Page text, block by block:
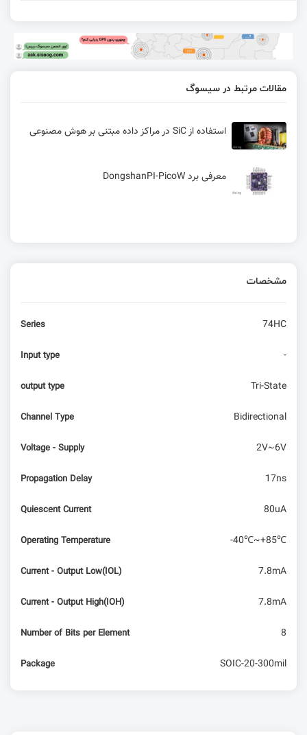
مقالات مرتبط در سیسوگ
استفاده از SiC در مراکز داده‌ مبتنی بر هوش مصنوعی
معرفی برد DongshanPI-PicoW
مشخصات
Series 74HC
Input type -
output type Tri-State
Channel Type Bidirectional
Voltage - Supply 2V~6V
Propagation Delay 17ns
Quiescent Current 80uA
Operating Temperature -40℃~+85℃
Current - Output Low(IOL) 7.8mA
Current - Output High(IOH) 7.8mA
Number of Bits per Element 8
Package SOIC-20-300mil